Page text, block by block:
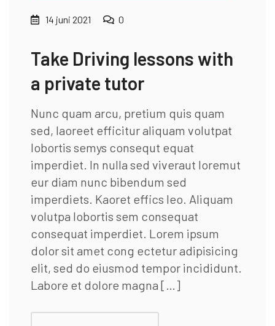
14 juni 2021 0
Take Driving lessons with
a private tutor
Nunc quam arcu, pretium quis quam
sed, laoreet efficitur aliquam volutpat
lobortis semys consequt equat
imperdiet. In nulla sed viveraut loremut
eur diam nunc bibendum sed
imperdiets. Kaoret effics leo. Aliquam
volutpa lobortis sem consequat
consequat imperdiet. Lorem ipsum
dolor sit amet cong ectetur adipisicing
elit, sed do eiusmod tempor incididunt.
Labore et dolore magna […]